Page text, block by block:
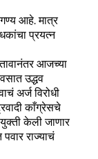
आहे. मात्र
प्रयत्न
आजच्या
उद्धव
अर्ज विरोधी
काँग्रेसचे
केली जाणार
राज्याचं